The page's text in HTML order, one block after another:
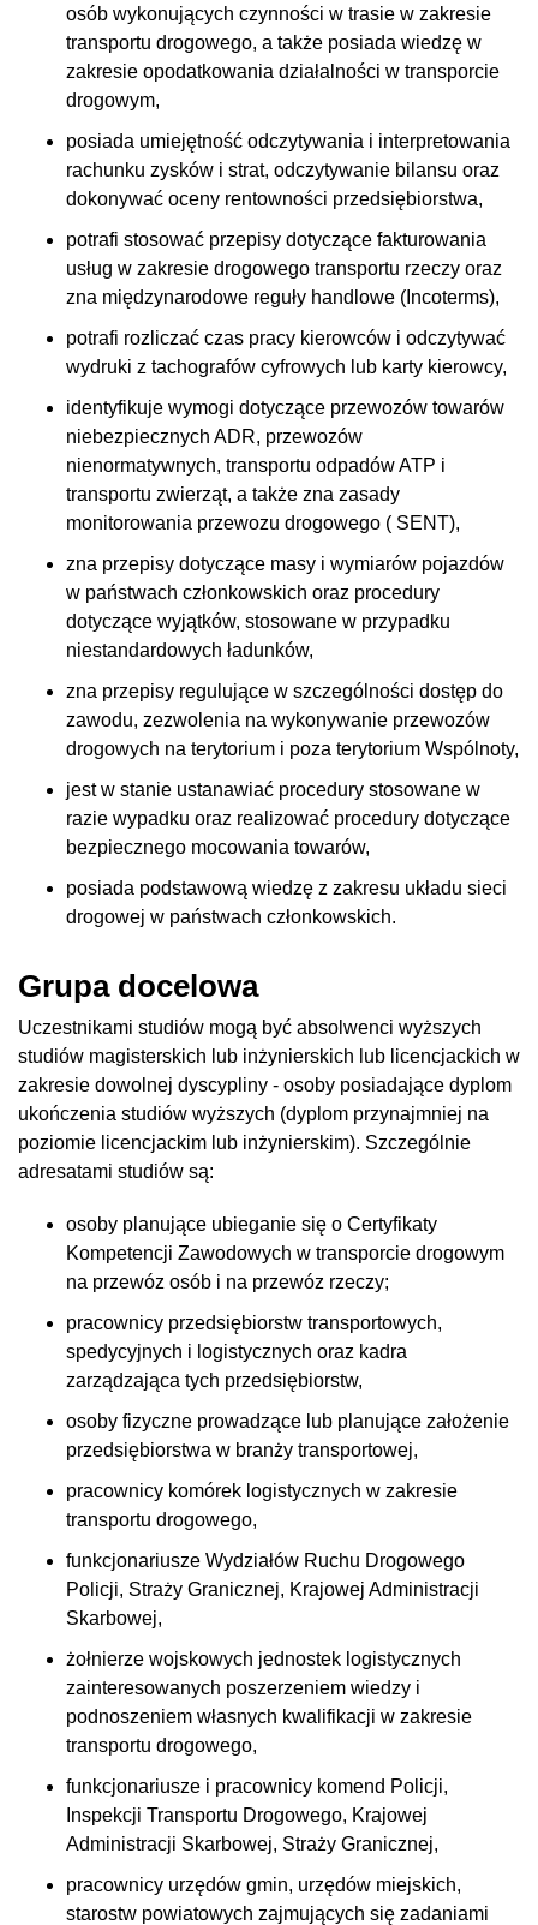
osób wykonujących czynności w trasie w zakresie
transportu drogowego, a także posiada wiedzę w
zakresie opodatkowania działalności w transporcie
drogowym,
posiada umiejętność odczytywania i interpretowania
rachunku zysków i strat, odczytywanie bilansu oraz
dokonywać oceny rentowności przedsiębiorstwa,
potrafi stosować przepisy dotyczące fakturowania
usług w zakresie drogowego transportu rzeczy oraz
zna międzynarodowe reguły handlowe (Incoterms),
potrafi rozliczać czas pracy kierowców i odczytywać
wydruki z tachografów cyfrowych lub karty kierowcy,
identyfikuje wymogi dotyczące przewozów towarów
niebezpiecznych ADR, przewozów
nienormatywnych, transportu odpadów ATP i
transportu zwierząt, a także zna zasady
monitorowania przewozu drogowego ( SENT),
zna przepisy dotyczące masy i wymiarów pojazdów
w państwach członkowskich oraz procedury
dotyczące wyjątków, stosowane w przypadku
niestandardowych ładunków,
zna przepisy regulujące w szczególności dostęp do
zawodu, zezwolenia na wykonywanie przewozów
drogowych na terytorium i poza terytorium Wspólnoty,
jest w stanie ustanawiać procedury stosowane w
razie wypadku oraz realizować procedury dotyczące
bezpiecznego mocowania towarów,
posiada podstawową wiedzę z zakresu układu sieci
drogowej w państwach członkowskich.
Grupa docelowa
Uczestnikami studiów mogą być absolwenci wyższych
studiów magisterskich lub inżynierskich lub licencjackich w
zakresie dowolnej dyscypliny - osoby posiadające dyplom
ukończenia studiów wyższych (dyplom przynajmniej na
poziomie licencjackim lub inżynierskim). Szczególnie
adresatami studiów są:
osoby planujące ubieganie się o Certyfikaty
Kompetencji Zawodowych w transporcie drogowym
na przewóz osób i na przewóz rzeczy;
pracownicy przedsiębiorstw transportowych,
spedycyjnych i logistycznych oraz kadra
zarządzająca tych przedsiębiorstw,
osoby fizyczne prowadzące lub planujące założenie
przedsiębiorstwa w branży transportowej,
pracownicy komórek logistycznych w zakresie
transportu drogowego,
funkcjonariusze Wydziałów Ruchu Drogowego
Policji, Straży Granicznej, Krajowej Administracji
Skarbowej,
żołnierze wojskowych jednostek logistycznych
zainteresowanych poszerzeniem wiedzy i
podnoszeniem własnych kwalifikacji w zakresie
transportu drogowego,
funkcjonariusze i pracownicy komend Policji,
Inspekcji Transportu Drogowego, Krajowej
Administracji Skarbowej, Straży Granicznej,
pracownicy urzędów gmin, urzędów miejskich,
starostw powiatowych zajmujących się zadaniami